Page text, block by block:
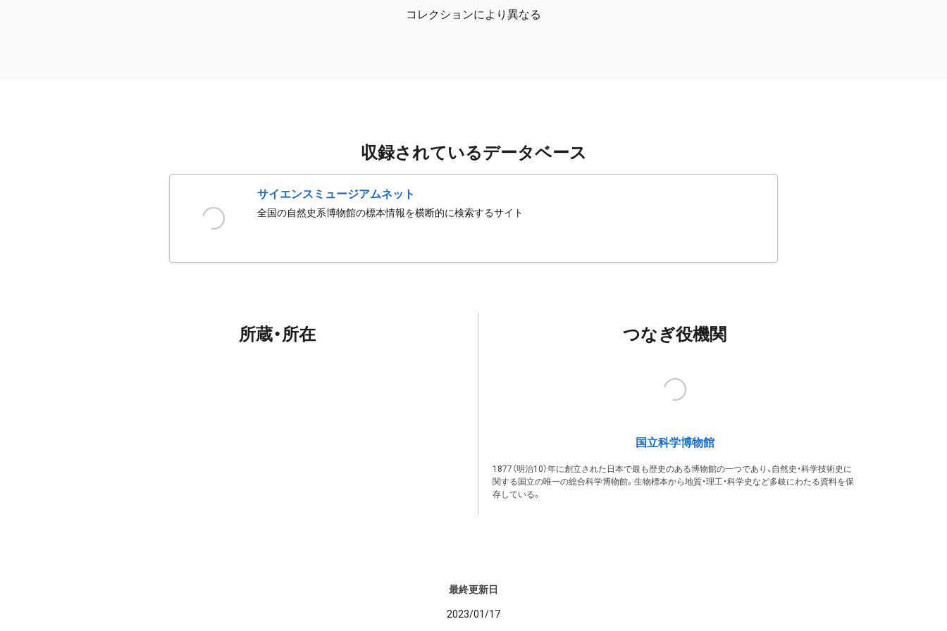
コレクションにより異なる
収録されているデータベース
サイエンスミュージアムネット
全国の自然史系博物館の標本情報を横断的に検索するサイト
所蔵・所在 つなぎ役機関
国立科学博物館
1877（明治10）年に創立された日本で最も歴史のある博物館の一つであり、自然史・科学技術史に
関する国立の唯一の総合科学博物館。生物標本から地質・理工・科学史など多岐にわたる資料を保
存している。
最終更新日
2023/01/17